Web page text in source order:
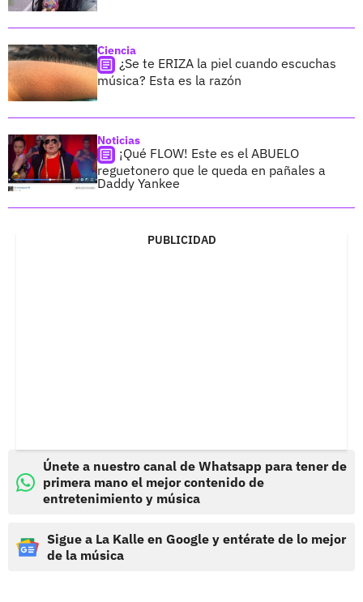
Ciencia
¿Se te ERIZA la piel cuando escuchas
música? Esta es la razón
Noticias
¡Qué FLOW! Este es el ABUELO
reguetonero que le queda en pañales a
Daddy Yankee
PUBLICIDAD
Únete a nuestro canal de Whatsapp para tener de
primera mano el mejor contenido de
entretenimiento y música
Sigue a La Kalle en Google y entérate de lo mejor
de la música